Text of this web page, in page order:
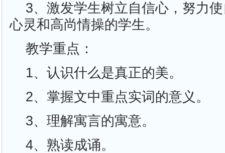
3、激发学生树立自信心，努力
心灵和高尚情操的学生。
教学重点：
1、认识什么是真正的美。
2、掌握文中重点实词的意义。
3、理解寓言的寓意。
4、熟读成诵。